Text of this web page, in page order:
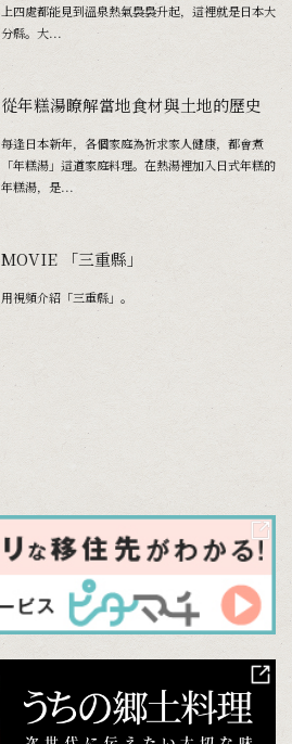
上四處都能見到溫泉熱氣裊裊升起，這裡就是日本大
分縣。大...
從年糕湯瞭解當地食材與土地的歷史
每逢日本新年，各個家庭為祈求家人健康，都會煮
「年糕湯」這道家庭料理。在熱湯裡加入日式年糕的
年糕湯，是...
MOVIE 「三重縣」
用視頻介紹「三重縣」。